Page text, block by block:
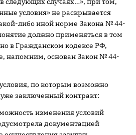
условия» не раскрывается
либо иной норме Закона № 44-
должно применяться в том
в Гражданском кодексе РФ,
напомним, основан Закон № 44-
по которым возможно
заключенный контракт:
изменения условий
документацией